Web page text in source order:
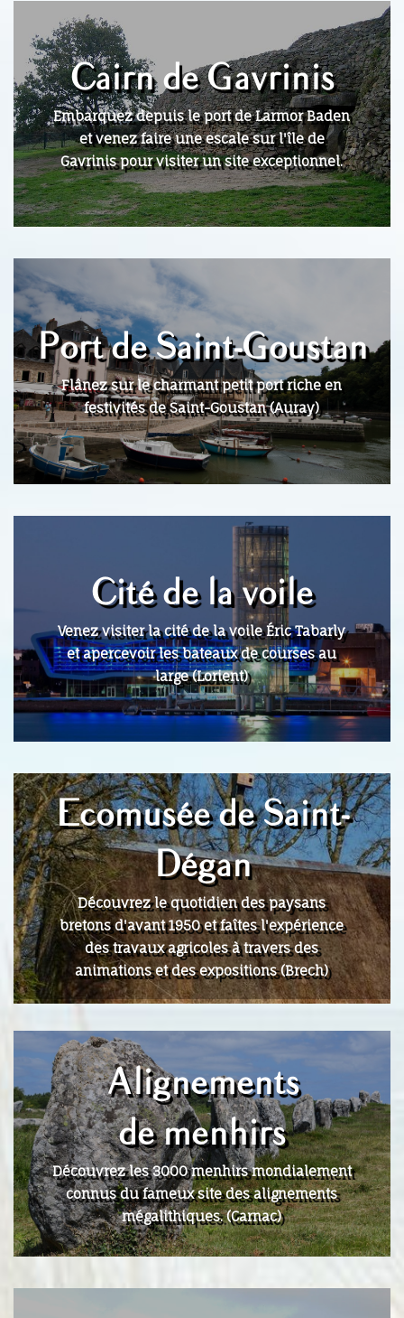
Cairn de Gavrinis
Embarquez depuis le port de Larmor Baden
et venez faire une escale sur l'île de
Gavrinis pour visiter un site exceptionnel.
Port de Saint-Goustan
Flânez sur le charmant petit port riche en
festivités de Saint-Goustan (Auray)
Cité de la voile
Venez visiter la cité de la voile Éric Tabarly
et apercevoir les bateaux de courses au
large (Lorient)
Ecomusée de Saint-
Dégan
Découvrez le quotidien des paysans
bretons d'avant 1950 et faîtes l'expérience
des travaux agricoles à travers des
animations et des expositions (Brech)
Alignements
de menhirs
Découvrez les 3000 menhirs mondialement
connus du fameux site des alignements
mégalithiques. (Carnac)